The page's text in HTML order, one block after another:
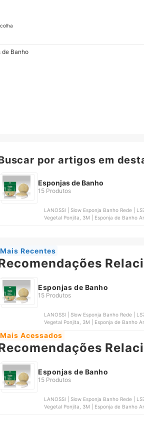
de Banho
por artigos em
Esponjas de Banho
15 Produtos
LANOSSI | Slow Esponja Banho Rede |
Vegetal Ponjita, 3M | Esponja de Banho
Mais Recentes
Esponjas de Banho
15 Produtos
LANOSSI | Slow Esponja Banho Rede |
Vegetal Ponjita, 3M | Esponja de Banho
Mais Acessados
Esponjas de Banho
15 Produtos
LANOSSI | Slow Esponja Banho Rede |
Vegetal Ponjita, 3M | Esponja de Banho